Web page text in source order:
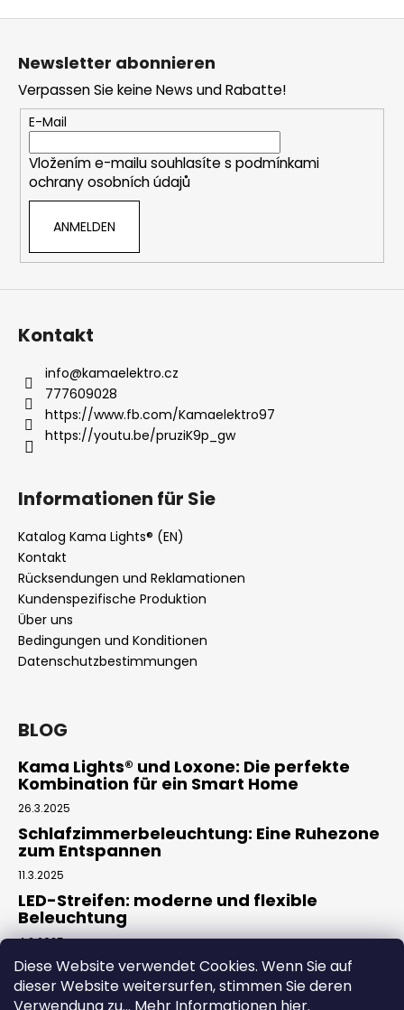
Diese Website verwendet Cookies. Wenn Sie auf
dieser Website weitersurfen, stimmen Sie deren
e
e
r
e
l
e
m
e
r
F
Newsletter abonnieren
Verpassen Sie keine News und Rabatte!
E-Mail
Vložením e-mailu souhlasíte s podmínkami
ochrany osobních údajů
ANMELDEN
Kontakt
info@kamaelektro.cz
777609028
https://www.fb.com/Kamaelektro97
https://youtu.be/pruziK9p_gw
Informationen für Sie
Katalog Kama Lights® (EN)
Kontakt
Rücksendungen und Reklamationen
Kundenspezifische Produktion
Über uns
Bedingungen und Konditionen
Datenschutzbestimmungen
BLOG
Kama Lights® und Loxone: Die perfekte
Kombination für ein Smart Home
26.3.2025
Schlafzimmerbeleuchtung: Eine Ruhezone
zum Entspannen
11.3.2025
LED-Streifen: moderne und flexible
Beleuchtung
4.2.2025
Facebook